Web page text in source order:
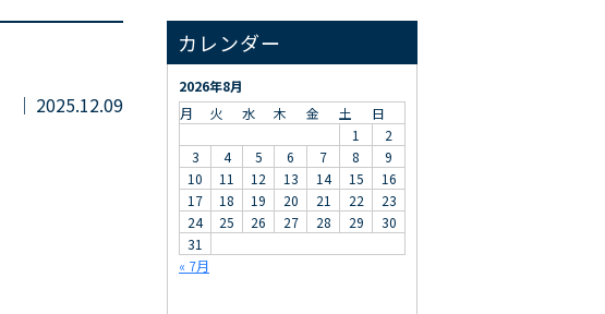
2025.12.09
カレンダー
2026年8月
月
火 水 木 金 土
日
1
2
3
4 5 6 7 8
9
10
11 12 13 14 15
16
17
18 19 20 21 22
23
24
25 26 27 28 29
30
31
« 7月